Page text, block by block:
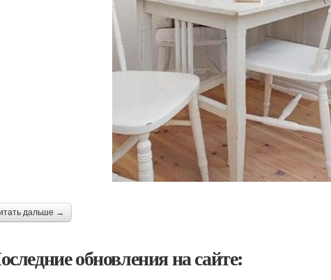
дальше →
обновления на сайте: